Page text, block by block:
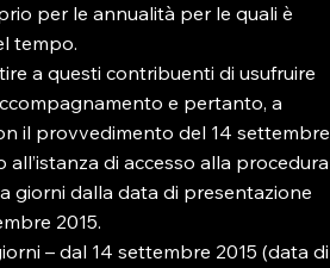
per le annualità per le quali è
tempo.
a questi contribuenti di usufruire
e pertanto, a
il provvedimento del 14 settembre
di accesso alla procedura
giorni dalla data di presentazione
2015.
– dal 14 settembre 2015 (data di